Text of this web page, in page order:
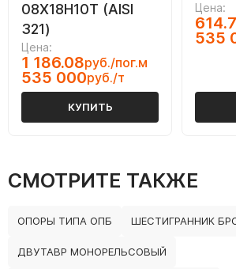
08Х18Н10Т (AISI
321)
Цена:
1 186.08руб./пог.м
535 000руб./т
КУПИТЬ
Цена:
535
СМОТРИТЕ ТАКЖЕ
ОПОРЫ ТИПА ОПБ ШЕСТИГРАННИК
ДВУТАВР МОНОРЕЛЬСОВЫЙ